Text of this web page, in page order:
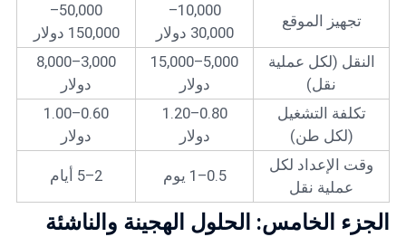
تجهيز الموقع
10,000–
30,000 دولار
50,000–
150,000 دولار
النقل (لكل عملية
نقل)
5,000–15,000
دولار
3,000–8,000
دولار
تكلفة التشغيل
(لكل طن)
0.80–1.20
دولار
0.60–1.00
دولار
وقت الإعداد لكل
عملية نقل
0.5–1 يوم 2–5 أيام
الجزء الخامس: الحلول الهجينة والناشئة